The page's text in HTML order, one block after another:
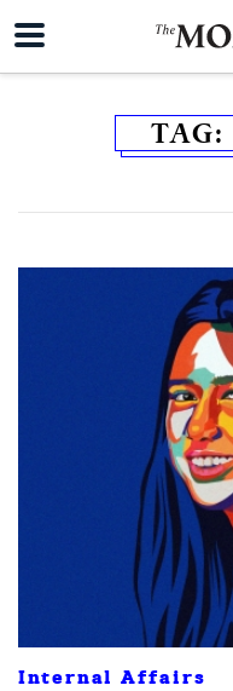
TAG:
Internal Affairs
SHARE